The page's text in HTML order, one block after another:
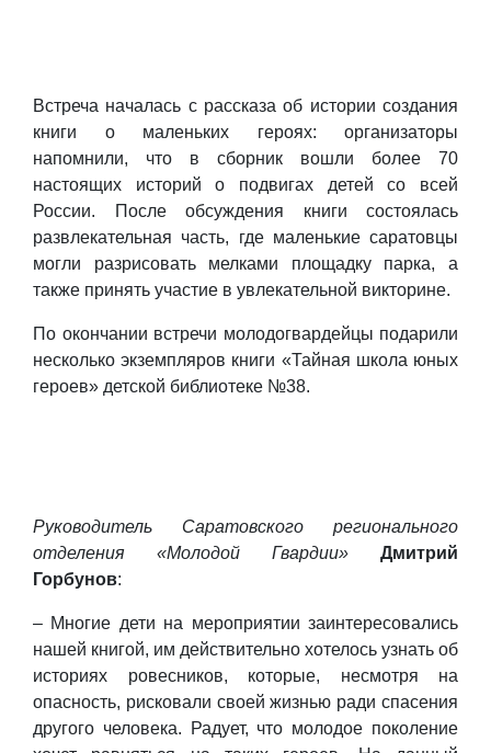
Встреча началась с рассказа об истории создания
книги о маленьких героях: организаторы
напомнили, что в сборник вошли более 70
настоящих историй о подвигах детей со всей
России. После обсуждения книги состоялась
развлекательная часть, где маленькие саратовцы
могли разрисовать мелками площадку парка, а
также принять участие в увлекательной викторине.
По окончании встречи молодогвардейцы подарили
несколько экземпляров книги «Тайная школа юных
героев» детской библиотеке №38.
Руководитель Саратовского регионального
отделения «Молодой Гвардии»
Дмитрий
Горбунов:
– Многие дети на мероприятии заинтересовались
нашей книгой, им действительно хотелось узнать об
историях ровесников, которые, несмотря на
опасность, рисковали своей жизнью ради спасения
другого человека. Радует, что молодое поколение